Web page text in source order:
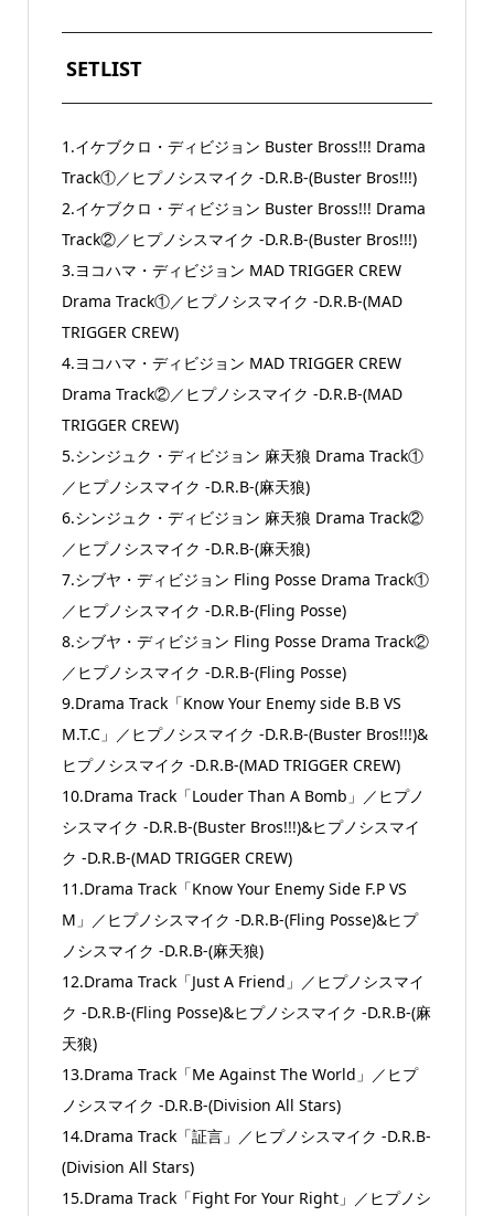
SETLIST
1.イケブクロ・ディビジョン Buster Bross!!! Drama
Track①／ヒプノシスマイク -D.R.B-(Buster Bros!!!)
2.イケブクロ・ディビジョン Buster Bross!!! Drama
Track②／ヒプノシスマイク -D.R.B-(Buster Bros!!!)
3.ヨコハマ・ディビジョン MAD TRIGGER CREW
Drama Track①／ヒプノシスマイク -D.R.B-(MAD
TRIGGER CREW)
4.ヨコハマ・ディビジョン MAD TRIGGER CREW
Drama Track②／ヒプノシスマイク -D.R.B-(MAD
TRIGGER CREW)
5.シンジュク・ディビジョン 麻天狼 Drama Track①
／ヒプノシスマイク -D.R.B-(麻天狼)
6.シンジュク・ディビジョン 麻天狼 Drama Track②
／ヒプノシスマイク -D.R.B-(麻天狼)
7.シブヤ・ディビジョン Fling Posse Drama Track①
／ヒプノシスマイク -D.R.B-(Fling Posse)
8.シブヤ・ディビジョン Fling Posse Drama Track②
／ヒプノシスマイク -D.R.B-(Fling Posse)
9.Drama Track「Know Your Enemy side B.B VS
M.T.C」／ヒプノシスマイク -D.R.B-(Buster Bros!!!)&
ヒプノシスマイク -D.R.B-(MAD TRIGGER CREW)
10.Drama Track「Louder Than A Bomb」／ヒプノ
シスマイク -D.R.B-(Buster Bros!!!)&ヒプノシスマイ
ク -D.R.B-(MAD TRIGGER CREW)
11.Drama Track「Know Your Enemy Side F.P VS
M」／ヒプノシスマイク -D.R.B-(Fling Posse)&ヒプ
ノシスマイク -D.R.B-(麻天狼)
12.Drama Track「Just A Friend」／ヒプノシスマイ
ク -D.R.B-(Fling Posse)&ヒプノシスマイク -D.R.B-(麻
天狼)
13.Drama Track「Me Against The World」／ヒプ
ノシスマイク -D.R.B-(Division All Stars)
14.Drama Track「証言」／ヒプノシスマイク -D.R.B-
(Division All Stars)
15.Drama Track「Fight For Your Right」／ヒプノシ